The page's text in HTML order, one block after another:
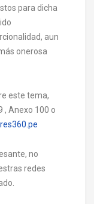
para dicha
aun
onerosa
este tema,
, Anexo 100 o
no
redes